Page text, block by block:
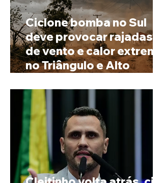
Ciclone bomba no Sul
deve provocar rajadas
de vento e calor extremo
no Triângulo e Alto